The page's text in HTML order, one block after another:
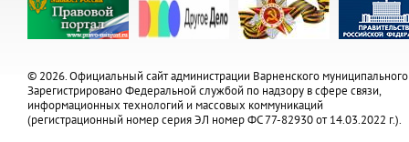
© 2026. Официальный сайт администрации Варненского муниципального
Зарегистрировано Федеральной службой по надзору в сфере связи,
информационных технологий и массовых коммуникаций
(регистрационный номер серия ЭЛ номер ФС 77-82930 от 14.03.2022 г.).